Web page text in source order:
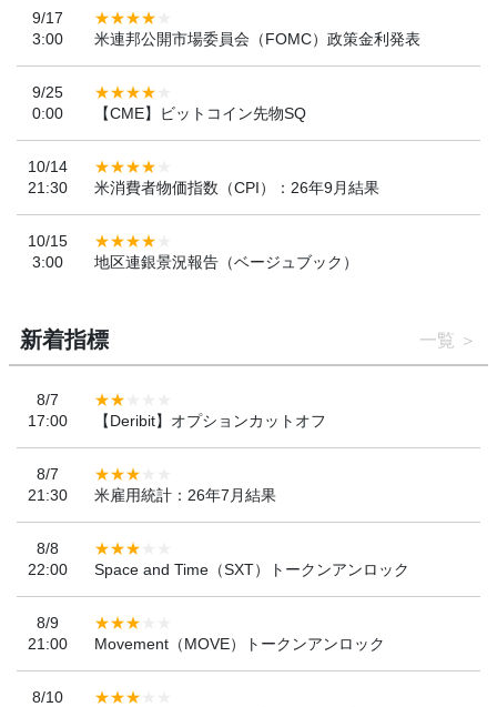
9/17
3:00
米連邦公開市場委員会（FOMC）政策金利発表
9/25
0:00
【CME】ビットコイン先物SQ
10/14
21:30
米消費者物価指数（CPI）：26年9月結果
10/15
3:00
地区連銀景況報告（ベージュブック）
新着指標 一覧
8/7
17:00
【Deribit】オプションカットオフ
8/7
21:30
米雇用統計：26年7月結果
8/8
22:00
Space and Time（SXT）トークンアンロック
8/9
21:00
Movement（MOVE）トークンアンロック
8/10